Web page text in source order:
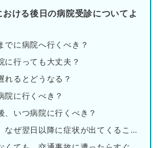
おける後日の病院受診についてよ
でに病院へ行くべき？
に行っても大丈夫？
れるとどうなる？
院に行くべき？
、いつ病院に行くべき？
翌日以降に症状が出てくることがある？